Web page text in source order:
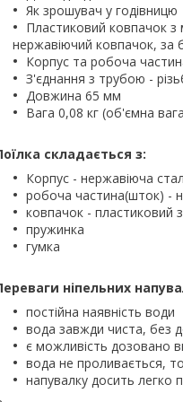
Як зрошувач у годівницю
Пластиковий ковпачок
нержавіючий ковпачок, за
Корпус та робоча
З'єднання з трубою -
Довжина 65 мм
Вага 0,08 кг (об'ємна
складається з:
Корпус - нержавіюча
робоча частина(шток) -
ковпачок - пластиковий
пружинка
гумка
ніпельних
постійна наявність води
вода завжди чиста, без
є можливість дозовано
вода не проливається,
напувалку досить легко